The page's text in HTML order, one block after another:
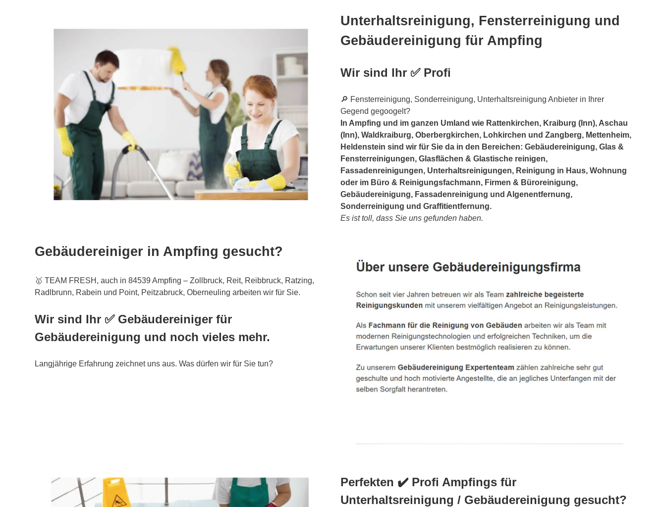
Unterhaltsreinigung, Fensterreinigung und
Gebäudereinigung für Ampfing
Wir sind Ihr ✅ Profi
🔎 Fensterreinigung, Sonderreinigung, Unterhaltsreinigung Anbieter in Ihrer
Gegend gegoogelt?
In Ampfing und im ganzen Umland wie Rattenkirchen, Kraiburg (Inn), Aschau
(Inn), Waldkraiburg, Oberbergkirchen, Lohkirchen und Zangberg, Mettenheim,
Heldenstein sind wir für Sie da in den Bereichen: Gebäudereinigung, Glas &
Fensterreinigungen, Glasflächen & Glastische reinigen,
Fassadenreinigungen, Unterhaltsreinigungen, Reinigung in Haus, Wohnung
oder im Büro & Reinigungsfachmann, Firmen & Büroreinigung,
Gebäudereinigung, Fassadenreinigung und Algenentfernung,
Sonderreinigung und Graffitientfernung.
Es ist toll, dass Sie uns gefunden haben.
Gebäudereiniger in Ampfing gesucht?
🥇 TEAM FRESH, auch in 84539 Ampfing – Zollbruck, Reit, Reibbruck, Ratzing,
Radlbrunn, Rabein und Point, Peitzabruck, Oberneuling arbeiten wir für Sie.
Wir sind Ihr ✅ Gebäudereiniger für
Gebäudereinigung und noch vieles mehr.
Langjährige Erfahrung zeichnet uns aus. Was dürfen wir für Sie tun?
Perfekten ✔️ Profi Ampfings für
Unterhaltsreinigung / Gebäudereinigung gesucht?